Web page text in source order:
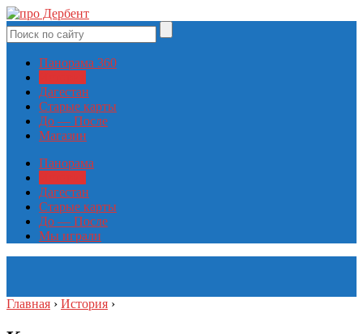
Панорама 360
Дагестан
Старые карты
До — После
Магазин
Панорама
Дагестан
Старые карты
До — После
Мы играли
Главная › История ›